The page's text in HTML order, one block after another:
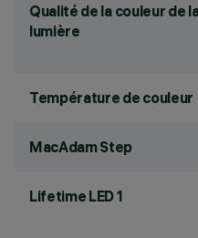
Qualité de la couleur de
lumière
Température de couleur
MacAdam Step
Lifetime LED 1